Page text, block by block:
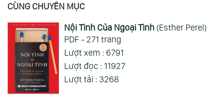
Gia Đình Điệp Viên - Spy X Family
ai hỏi 123
Wed 05/08/2026
Mong 1 ngày shop ra 2 chap
Xem Thêm
CÙNG CHUYÊN MỤC
Nội Tình Của Ngoại Tình(Esther Perel)
PDF - 271 trang
Lượt xem : 6791
Lượt đọc : 11927
Lượt tải : 3268